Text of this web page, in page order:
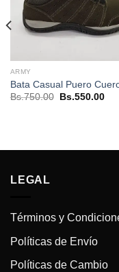
ARMY
Bata Casual Puero
Bs.750.00
El
Bs.550.00El
LEGAL
Términos y
Políticas de Envío
Políticas de Cambio